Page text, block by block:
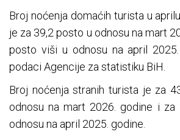
Broj noćenja domaćih turista u
je za 39,2 posto u odnosu na mart
posto viši u odnosu na april
podaci Agencije za statistiku BiH.
Broj noćenja stranih turista je za
odnosu na mart 2026. godine i za
odnosu na april 2025. godine.